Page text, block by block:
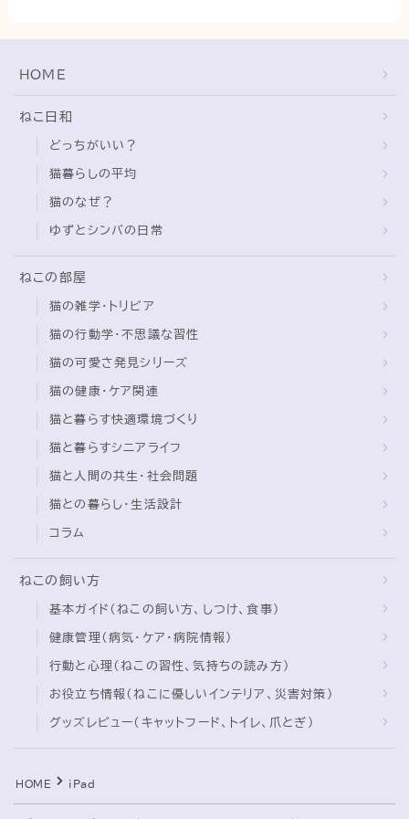
猫の雑学・トリビア
猫との暮らし・生活設計
猫の可愛さ発見シリーズ
猫と暮らす快適環境づくり
猫と暮らすシニアライフ
ねこの飼い方
行動と心理（ねこの習性、気持ちの読み方）
お役立ち情報（ねこに優しいインテリア、災害対
ブログ
プロフィール
Follow Me
HOME
ねこ日和
どっちがいい？
猫暮らしの平均
猫のなぜ？
ゆずとシンバの日常
ねこの部屋
猫の雑学・トリビア
猫の行動学・不思議な習性
猫の可愛さ発見シリーズ
猫の健康・ケア関連
猫と暮らす快適環境づくり
猫と暮らすシニアライフ
猫と人間の共生・社会問題
猫との暮らし・生活設計
コラム
ねこの飼い方
基本ガイド（ねこの飼い方、しつけ、食事）
健康管理（病気・ケア・病院情報）
行動と心理（ねこの習性、気持ちの読み方）
お役立ち情報（ねこに優しいインテリア、災害対策）
グッズレビュー（キャットフード、トイレ、爪とぎ）
HOME iPad